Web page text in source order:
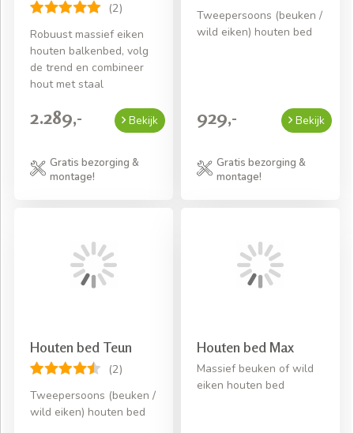
(2)
Robuust massief eiken
houten balkenbed, volg
de trend en combineer
hout met staal
2.289,- Bekijk
Gratis bezorging &
montage!
Tweepersoons (beuken /
wild eiken) houten bed
929,- Bekijk
Gratis bezorging &
montage!
Houten bed Teun
(2)
Tweepersoons (beuken /
wild eiken) houten bed
Houten bed Max
Massief beuken of wild
eiken houten bed